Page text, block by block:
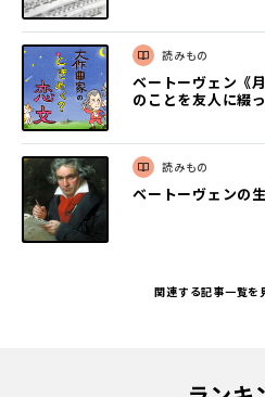
読みもの
ベートーヴェン《
のことを友人に綴
読みもの
ベートーヴェンの
関連する記事一覧を